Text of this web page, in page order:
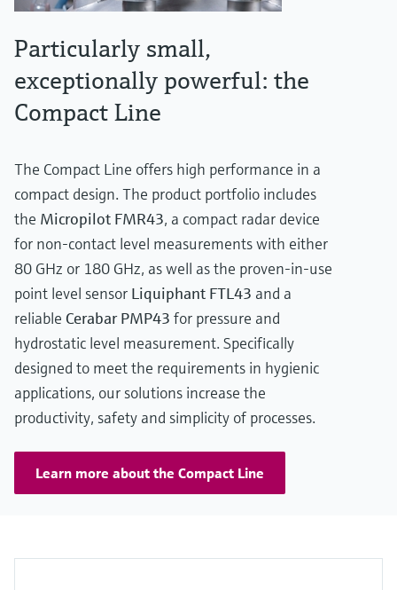
Show more
Particularly small,
exceptionally powerful: the
Compact Line
The Compact Line offers high performance in a
compact design. The product portfolio includes
the Micropilot FMR43, a compact radar device
for non-contact level measurements with either
80 GHz or 180 GHz, as well as the proven-in-use
point level sensor Liquiphant FTL43 and a
reliable Cerabar PMP43 for pressure and
hydrostatic level measurement. Specifically
designed to meet the requirements in hygienic
applications, our solutions increase the
productivity, safety and simplicity of processes.
Learn more about the Compact Line